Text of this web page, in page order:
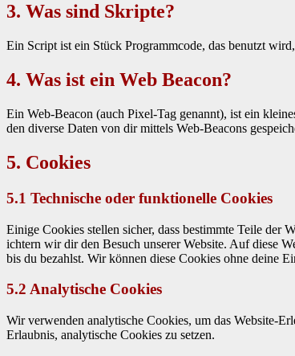
3. Was sind Skripte?
Ein Script ist ein Stück Pro­gramm­code, das benutzt
4. Was ist ein Web Beacon?
Ein Web-Bea­con (auch Pix­el-Tag genan­nt), ist ein
den diverse Dat­en von dir mit­tels Web-Bea­cons
5. Cookies
5.1 Technische oder funktionelle Cookies
Einige Cook­ies stellen sich­er, dass bes­timmte Teile
ichtern wir dir den Besuch unser­er Web­site. Auf diese
bis du bezahlst. Wir kön­nen diese Cook­ies ohne deine
5.2 Analytische Cookies
Wir ver­wen­den ana­lytis­che Cook­ies, um das Web­site-
Erlaub­nis, ana­lytis­che Cook­ies zu set­zen.